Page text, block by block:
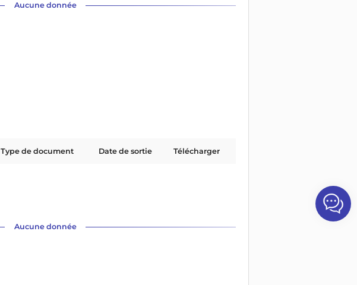
Aucune donnée
Type de document Date de sortie Télécharger
Aucune donnée